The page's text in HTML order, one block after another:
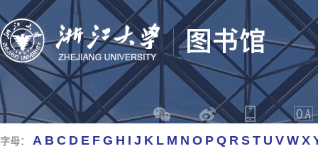
字母： A B C D E F G H I J K L M N O P Q R S T U V W X